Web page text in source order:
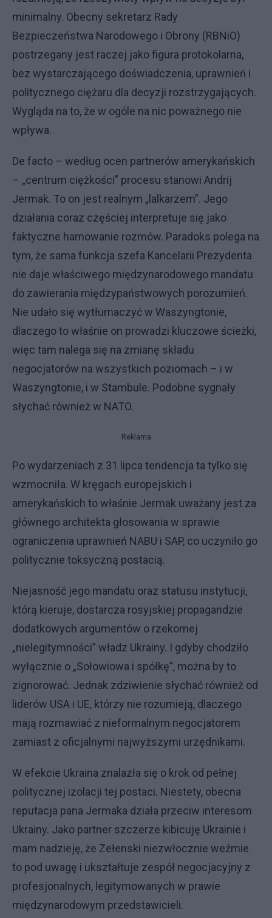
minimalny. Obecny sekretarz Rady
Bezpieczeństwa Narodowego i Obrony (RBNiO)
postrzegany jest raczej jako figura protokolarna,
bez wystarczającego doświadczenia, uprawnień i
politycznego ciężaru dla decyzji rozstrzygających.
Wygląda na to, że w ogóle na nic poważnego nie
wpływa.
De facto – według ocen partnerów amerykańskich
– „centrum ciężkości” procesu stanowi Andrij
Jermak. To on jest realnym „lalkarzem”. Jego
działania coraz częściej interpretuje się jako
faktyczne hamowanie rozmów. Paradoks polega na
tym, że sama funkcja szefa Kancelarii Prezydenta
nie daje właściwego międzynarodowego mandatu
do zawierania międzypaństwowych porozumień.
Nie udało się wytłumaczyć w Waszyngtonie,
dlaczego to właśnie on prowadzi kluczowe ścieżki,
więc tam nalega się na zmianę składu
negocjatorów na wszystkich poziomach – i w
Waszyngtonie, i w Stambule. Podobne sygnały
słychać również w NATO.
Reklama
Po wydarzeniach z 31 lipca tendencja ta tylko się
wzmocniła. W kręgach europejskich i
amerykańskich to właśnie Jermak uważany jest za
głównego architekta głosowania w sprawie
ograniczenia uprawnień NABU i SAP, co uczyniło go
politycznie toksyczną postacią.
Niejasność jego mandatu oraz statusu instytucji,
którą kieruje, dostarcza rosyjskiej propagandzie
dodatkowych argumentów o rzekomej
„nielegitymności” władz Ukrainy. I gdyby chodziło
wyłącznie o „Sołowiowa i spółkę”, można by to
zignorować. Jednak zdziwienie słychać również od
liderów USA i UE, którzy nie rozumieją, dlaczego
mają rozmawiać z nieformalnym negocjatorem
zamiast z oficjalnymi najwyższymi urzędnikami.
W efekcie Ukraina znalazła się o krok od pełnej
politycznej izolacji tej postaci. Niestety, obecna
reputacja pana Jermaka działa przeciw interesom
Ukrainy. Jako partner szczerze kibicuję Ukrainie i
mam nadzieję, że Zełenski niezwłocznie weźmie
to pod uwagę i ukształtuje zespół negocjacyjny z
profesjonalnych, legitymowanych w prawie
międzynarodowym przedstawicieli.